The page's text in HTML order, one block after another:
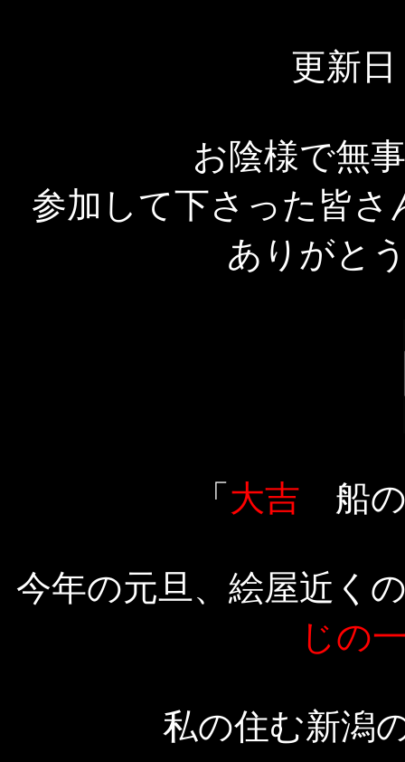
更新
お陰様で無
参加して下さった皆
ありがと
「 大吉 船の
今年の元旦、絵屋近く
じの
私の住む新潟